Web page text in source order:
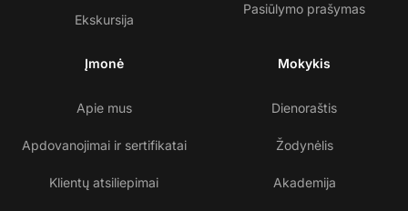
Ekskursija
Pasiūlymo prašymas
Įmonė
Apie mus
Apdovanojimai ir sertifikatai
Klientų atsiliepimai
Mokykis
Dienoraštis
Žodynėlis
Akademija